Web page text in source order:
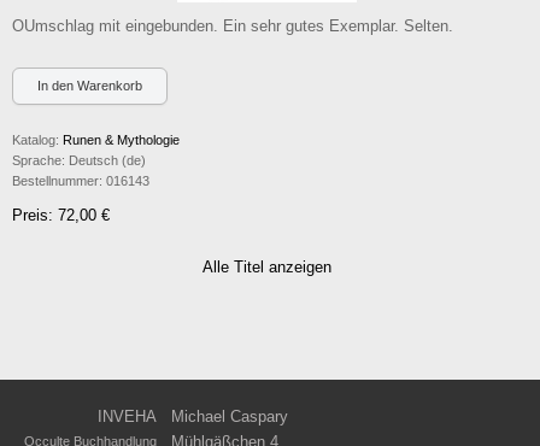
OUmschlag mit eingebunden. Ein sehr gutes Exemplar. Selten.
Katalog: Runen & Mythologie
Sprache: Deutsch (de)
Bestellnummer: 016143
Preis: 72,00 €
Alle Titel anzeigen
INVEHA Michael Caspary
Occulte Buchhandlung Mühlgäßchen 4